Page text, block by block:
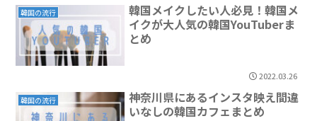
韓国の流行
韓国メイクしたい人必見！韓国メ
イクが大人気の韓国YouTuberま
とめ
2022.03.26
韓国の流行
神奈川県にあるインスタ映え間違
いなしの韓国カフェまとめ